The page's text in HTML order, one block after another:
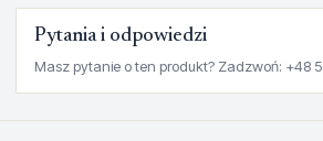
Pytania i odpowiedzi
Masz pytanie o ten produkt? Zadzwoń: +48